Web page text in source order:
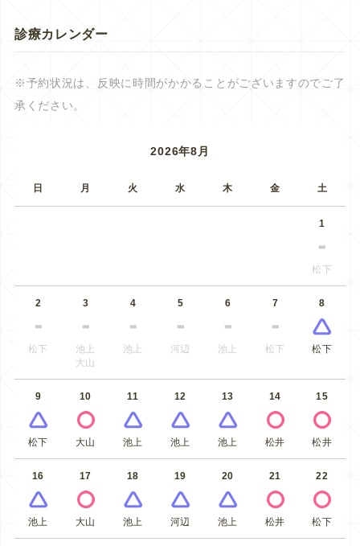
診療カレンダー
※予約状況は、反映に時間がかかることがございますのでご了
承ください。
2026年8月
日 月 火 水 木 金 土
1
松下
2
松下
3
池上
大山
4
池上
5
河辺
6
池上
7
松下
8
松下
9
松下
10
大山
11
池上
12
池上
13
池上
14
松井
15
松井
16
池上
17
大山
18
池上
19
河辺
20
池上
21
松井
22
松下